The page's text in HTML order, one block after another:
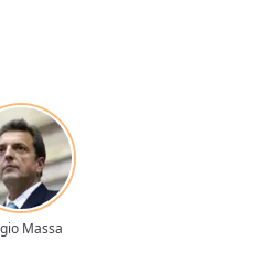
lo contacto con un
por la referencia; así
comparando la gestión de
de vehículos o
el novio de Wanda Nara
la semana pasada, luego de
Massa